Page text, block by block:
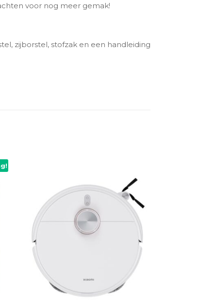
voor nog meer gemak!
zijborstel, stofzak en een handleiding